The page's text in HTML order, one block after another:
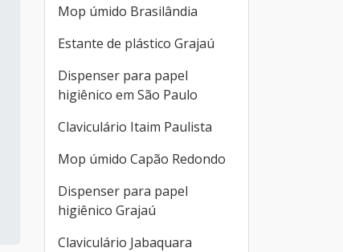
Mop úmido Brasilândia
Estante de plástico Grajaú
Dispenser para papel
higiênico em São Paulo
Claviculário Itaim Paulista
Mop úmido Capão Redondo
Dispenser para papel
higiênico Grajaú
Claviculário Jabaquara